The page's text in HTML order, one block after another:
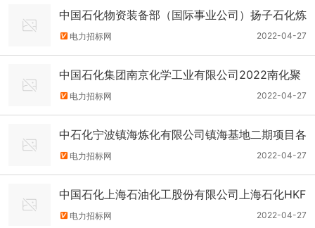
中国石化物资装备部（国际事业公司）扬子石化炼
油结构调整项目带导流孔耐磨闸阀招标公告2022-04-27
电力招标网
中国石化集团南京化学工业有限公司2022南化聚
乙烯托盘框架协议招标聚乙烯托盘招标公告2022-04-27
电力招标网
中石化宁波镇海炼化有限公司镇海基地二期项目各
种应急电源(EPS)招标公告
2022-04-27
电力招标网
中国石化上海石油化工股份有限公司上海石化HKF
C项目压机机组招标公告
2022-04-27
电力招标网